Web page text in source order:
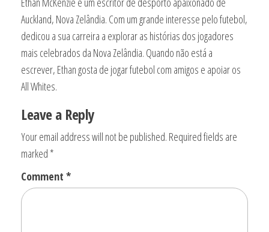
Auckland, Nova Zelândia. Com um grande interesse pelo futebol,
dedicou a sua carreira a explorar as histórias dos jogadores
mais celebrados da Nova Zelândia. Quando não está a
escrever, Ethan gosta de jogar futebol com amigos e apoiar os
All Whites.
Leave a Reply
Your email address will not be published. Required fields are
marked *
Comment *